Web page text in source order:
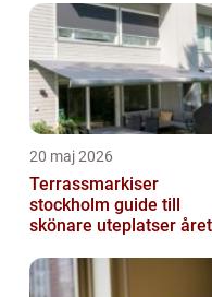
20 maj 2026
Terrassmarkiser
stockholm guide till
skönare uteplatser året